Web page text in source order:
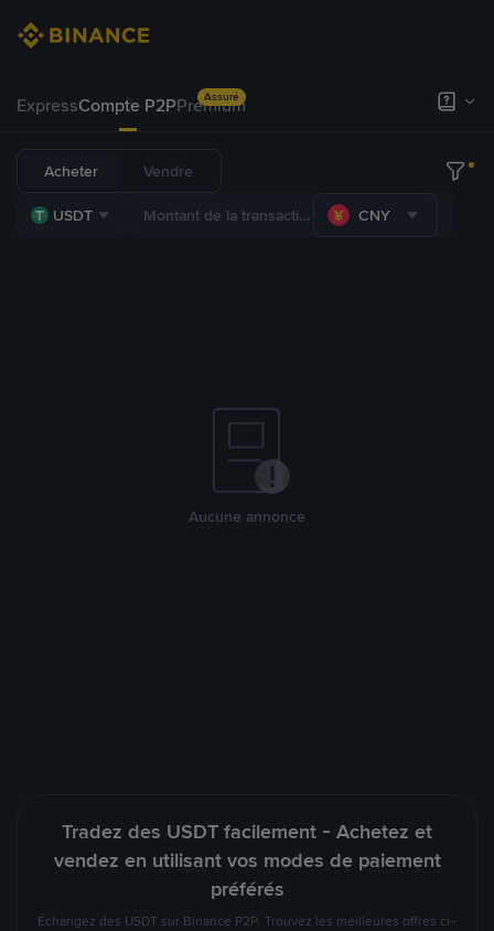
ExpressCompte P2PPremium
Assuré
Acheter Vendre
USDT CNY
Aucune annonce
Tradez des USDT facilement - Achetez et
vendez en utilisant vos modes de paiement
préférés
Échangez des USDT sur Binance P2P. Trouvez les meilleures offres ci-